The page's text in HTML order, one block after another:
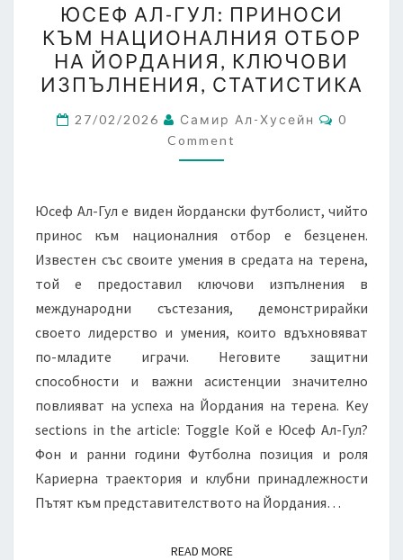
АЛ-
ГУЛ:
ПРИНОСИ
КЪМ
НАЦИОНАЛНИЯ
ОТБОР
НА
КЛЮЧОВИ
ИЗПЪЛНЕНИЯ,
СТАТИСТИКА
ЮСЕФ АЛ-ГУЛ: ПРИНОСИ
КЪМ НАЦИОНАЛНИЯ ОТБОР
НА ЙОРДАНИЯ, КЛЮЧОВИ
ИЗПЪЛНЕНИЯ, СТАТИСТИКА
27/02/2026 Самир Ал-Хусейн
0
Comment
Юсеф Ал-Гул е виден йордански футболист, чийто
принос към националния отбор е безценен.
Известен със своите умения в средата на терена,
той е предоставил ключови изпълнения в
международни състезания, демонстрирайки
своето лидерство и умения, които вдъхновяват
по-младите играчи. Неговите защитни
способности и важни асистенции значително
повлияват на успеха на Йордания на терена. Key
sections in the article: Toggle Кой е Юсеф Ал-Гул?
Фон и ранни години Футболна позиция и роля
Кариерна траектория и клубни принадлежности
Пътят към представителството на Йордания…
READ MOREREAD MORE